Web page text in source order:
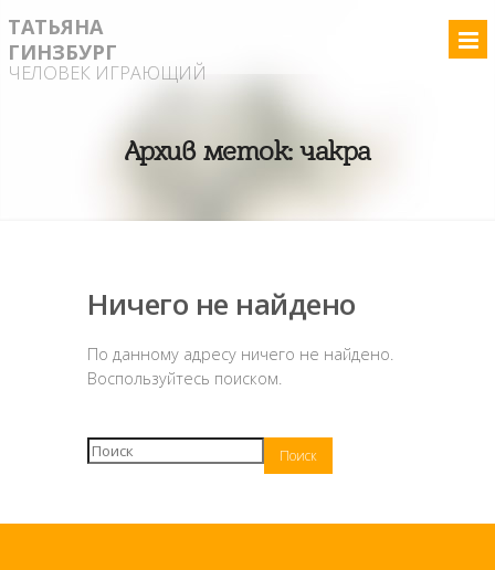
ТАТЬЯНА
ГИНЗБУРГ
ЧЕЛОВЕК ИГРАЮЩИЙ
Архив меток:чакра
Ничего не найдено
По данному адресу ничего не найдено.
Воспользуйтесь поиском.